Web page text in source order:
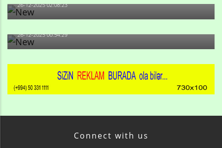
26-12-2025 02:08:23
-Ay qız, sən məhkəməni udmayacaqsan... Sən bilirsən
də, məni...
26-12-2025 00:54:29
Connect with us